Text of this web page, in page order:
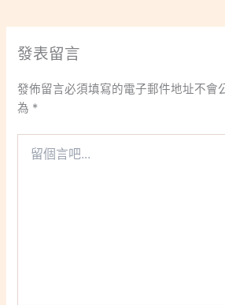
發表留言
發佈留言必須填寫的電子郵件地址不會
為 *